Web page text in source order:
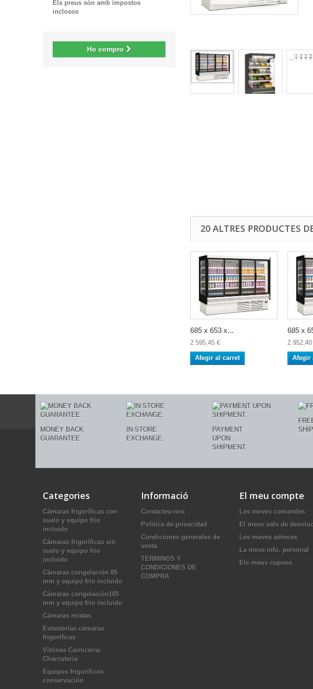
Els preus són amb impostos
inclosos
Ho compro
20 ALTRES PRODUCTES
685 x 653 x...
2 595,45 €
Afegir al carret
685 x
2
Afegir
MONEY BACK
GUARANTEE.
IN-STORE
EXCHANGE.
PAYMENT
UPON
SHIPMENT.
Categories
Cámaras frigoríficas con
suelo y equipo frio
incluido
Cámaras frigoríficas sin
suelo y equipo frio
incluido
Cámaras congelación 85
mm y equipo frio incluido
Cámaras congelación105
mm y equipo frio incluido
Cámaras mixtas
Estanterías cámaras
frigoríficas
Vitrinas Carniceria-
Charcuteria
Equipos frigoríficos
conservación
Informació
Contacteu-nos
Politica de privacidad
Condiciones generales de
venta
TÉRMINOS Y
CONDICIONES DE
COMPRA
El meu compte
Les meves comandes
El meus vals de
Les meves adreces
La meva info. personal
Els meus cupons